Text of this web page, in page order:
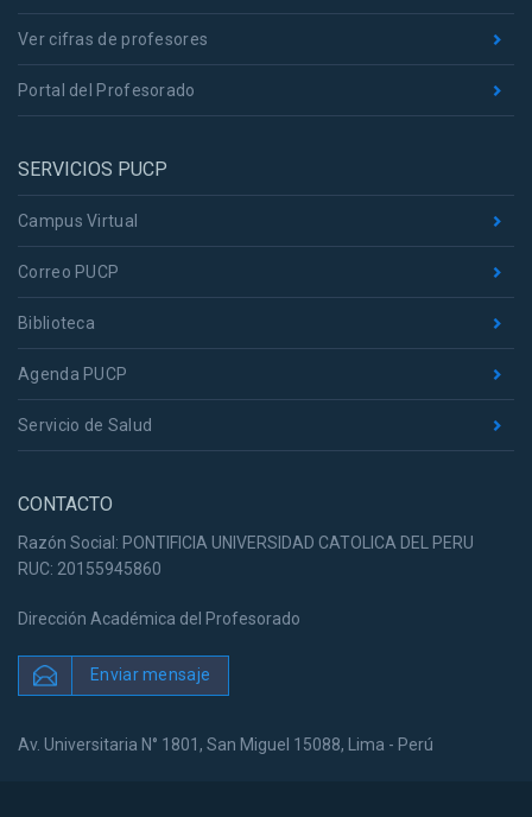
Ver cifras de profesores
Portal del Profesorado
SERVICIOS PUCP
Campus Virtual
Correo PUCP
Biblioteca
Agenda PUCP
Servicio de Salud
CONTACTO
Razón Social: PONTIFICIA UNIVERSIDAD CATOLICA DEL PERU
RUC: 20155945860
Dirección Académica del Profesorado
Enviar mensaje
Av. Universitaria N° 1801, San Miguel 15088, Lima - Perú